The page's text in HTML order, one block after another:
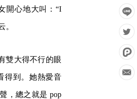
開心地大叫：“I
。
雙大得不行的眼
得到。她熱愛音
，總之就是 pop